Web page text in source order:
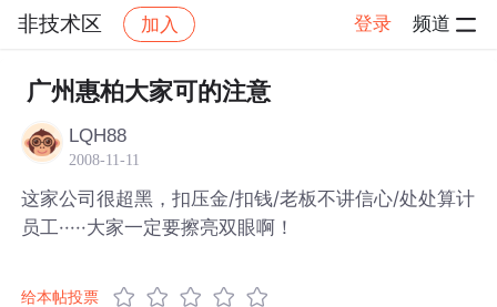
非技术区 加入 登录 频道
社区 非技术区 帖子详情
广州惠柏大家可的注意
LQH88
2008-11-11
这家公司很超黑，扣压金/扣钱/老板不讲信心/处处算计
员工·····大家一定要擦亮双眼啊！
给本帖投票